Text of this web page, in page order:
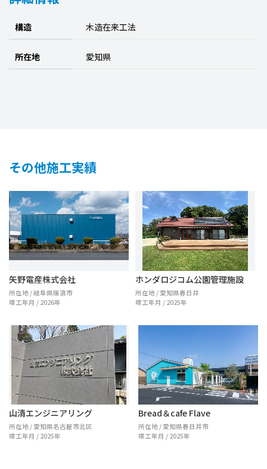
構造 木造在来工法
所在地 愛知県
その他施工実績
矢野電産株式会社
所在地 / 岐阜県瑞浪市
竣工年月 / 2026年
ホンダロジコム公園管理施設
所在地 / 愛知県春日井
竣工年月 / 2025年
山清エンジニアリング
所在地 / 愛知県名古屋市北区
竣工年月 / 2025年
Bread＆cafe Flave
所在地 / 愛知県春日井市
竣工年月 / 2025年